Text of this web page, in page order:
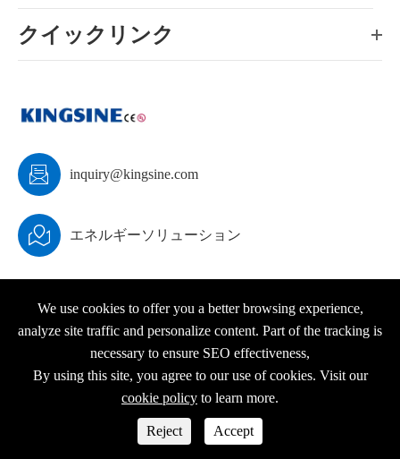
クイックリンク
 inquiry@kingsine.com
 エネルギーソリューション
著作権 © KINGSINE Electric
すべての権利が予約されて
います。
プライバシーポリシー
We use cookies to offer you a better browsing experience,
analyze site traffic and personalize content. Part of the tracking is
necessary to ensure SEO effectiveness,
By using this site, you agree to our use of cookies. Visit our
cookie policy to learn more.
Reject Accept